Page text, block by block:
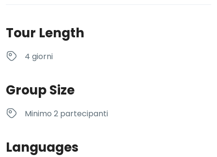
Tour Length
4 giorni
Group Size
Minimo 2 partecipanti
Languages